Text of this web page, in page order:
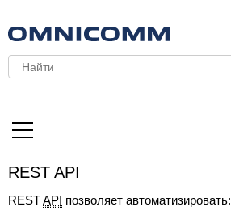
REST API
RESTAPI позволяет автоматизировать: